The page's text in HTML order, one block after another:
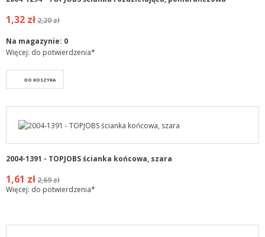
1,32 zł2,20 zł
Na magazynie: 0
Więcej: do potwierdzenia*
DO KOSZYKA
2004-1391 - TOPJOBS ścianka końcowa, szara
1,61 zł2,69 zł
Więcej: do potwierdzenia*